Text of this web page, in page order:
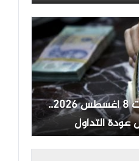
سعر الدولار اليوم السبت 8 أغسطس 2026..
عودة التداول